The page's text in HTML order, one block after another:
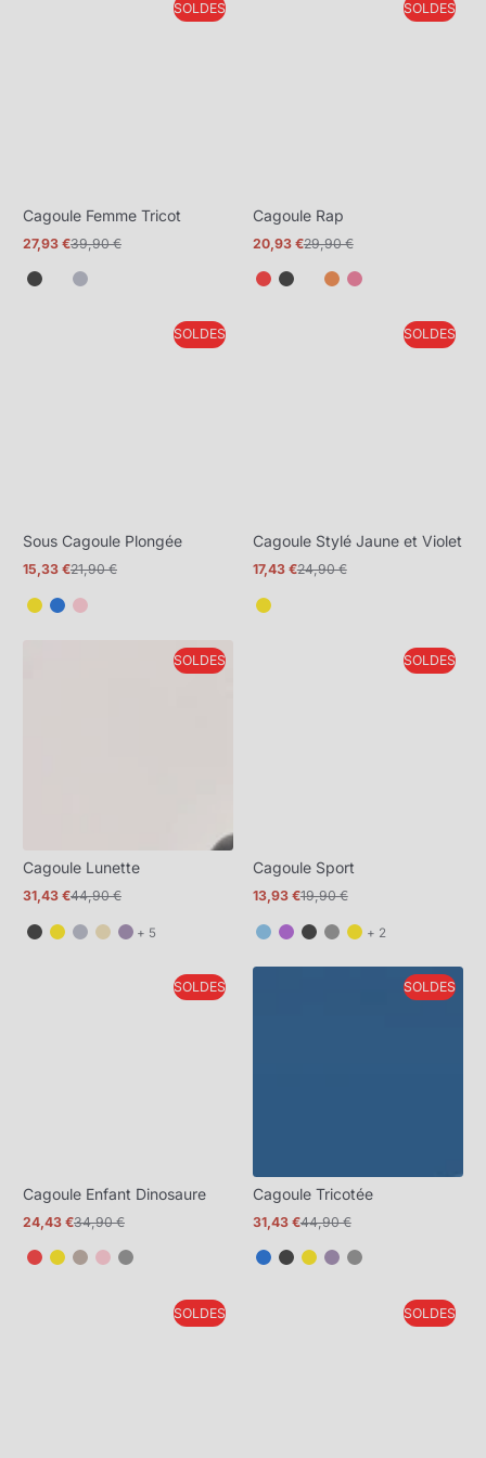
plus
plus
SOLDES
Cagoule Femme Tricot
Prix
27,93 €
Prix
39,90 €
SOLDES
Cagoule Rap
Prix
20,93 €
Prix
29,90 €
SOLDES
Sous Cagoule Plongée
Prix
15,33 €
Prix
21,90 €
SOLDES
Cagoule Stylé Jaune et Violet
Prix
17,43 €
Prix
24,90 €
SOLDES
Cagoule Lunette
Prix
31,43 €
Prix
44,90 €
+ 5
plus
SOLDES
Cagoule Sport
Prix
13,93 €
Prix
19,90 €
+ 2et
de
plus
SOLDES
Cagoule Enfant Dinosaure
Prix
24,43 €
Prix
34,90 €
SOLDES
Cagoule Tricotée
Prix
31,43 €
Prix
44,90 €
SOLDES SOLDES